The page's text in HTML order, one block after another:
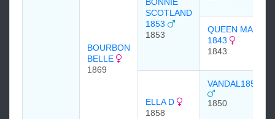
BOURBON
BELLE
1869
BONNIE
SCOTLAND
1853
1853
QUEEN MARY
1843
1843
ELLA D
1858
VANDAL1850
1850